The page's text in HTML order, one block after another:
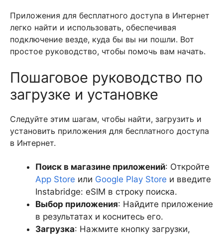
Приложения для бесплатного доступа в Интернет
легко найти и использовать, обеспечивая
подключение везде, куда бы вы ни пошли. Вот
простое руководство, чтобы помочь вам начать.
Пошаговое руководство по
загрузке и установке
Следуйте этим шагам, чтобы найти, загрузить и
установить приложения для бесплатного доступа
в Интернет.
Поиск в магазине приложений: Откройте
App Store или Google Play Store и введите
Instabridge: eSIM в строку поиска.
Выбор приложения: Найдите приложение
в результатах и коснитесь его.
Загрузка: Нажмите кнопку загрузки,